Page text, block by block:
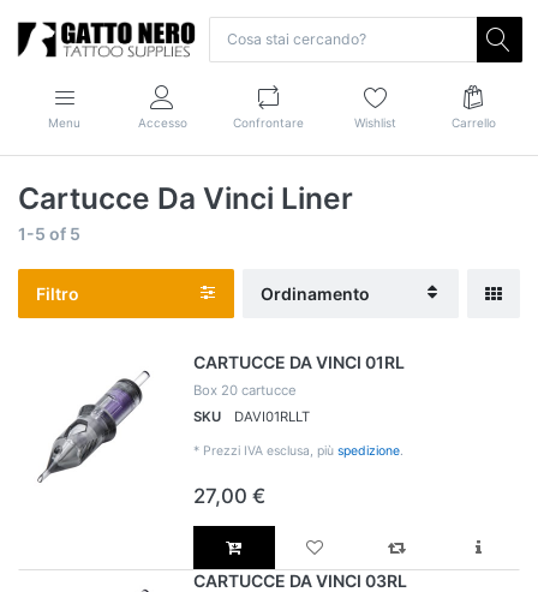
Menu Accesso Confrontare Wishlist Carrello
Cartucce Da Vinci Liner
1-5 of 5
Filtro Ordinamento
CARTUCCE DA VINCI 01RL
Box 20 cartucce
SKU
DAVI01RLLT
* Prezzi IVA esclusa, più spedizione.
27,00 €
CARTUCCE DA VINCI 03RL